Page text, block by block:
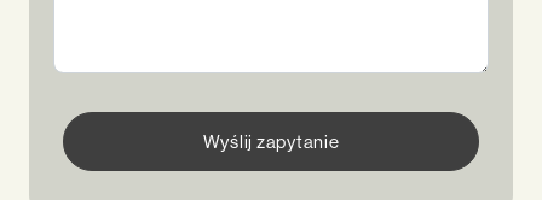
Wyślij zapytanie